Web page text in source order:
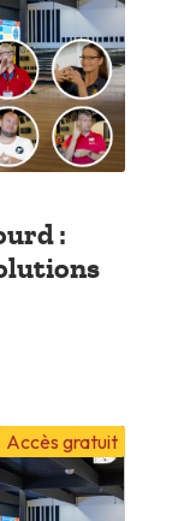
:
Accès gratuit